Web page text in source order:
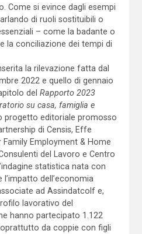
Come si evince dagli esempi
di ruoli sostituibili o
– come la badante o
la conciliazione dei tempi di
la rilevazione fatta dal
2022 e quello di gennaio
del Rapporto 2023
su casa, famiglia e
progetto editoriale promosso
di Censis, Effe
Employment & Home
del Lavoro e Centro
statistica nata con
l’impatto dell’economia
ad Assindatcolf e,
lavorativo del
hanno partecipato 1.122
da coppie con figli